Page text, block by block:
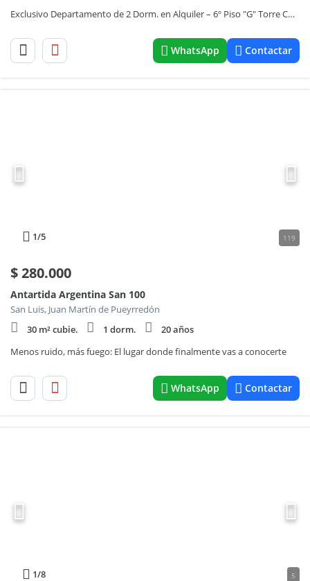
Exclusivo Departamento de 2 Dorm. en Alquiler – 6º Piso "G" Torre Coradir 2
WhatsApp Contactar
1/5 119
$280.000
Antartida Argentina San 100
San Luis, Juan Martín de Pueyrredón
30 m² cubie.
1 dorm.
20 años
Menos ruido, más fuego: El lugar donde finalmente vas a conocerte
WhatsApp Contactar
1/8 5